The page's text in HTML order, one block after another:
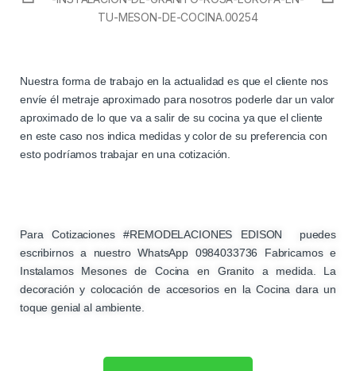
Nuestra forma de trabajo en la actualidad es que el cliente nos
envíe él metraje aproximado para nosotros poderle dar un valor
aproximado de lo que va a salir de su cocina ya que el cliente
en este caso nos indica medidas y color de su preferencia con
esto podríamos trabajar en una cotización.
Para Cotizaciones #REMODELACIONES EDISON puedes
escribirnos a nuestro WhatsApp 0984033736 Fabricamos e
Instalamos Mesones de Cocina en Granito a medida. La
decoración y colocación de accesorios en la Cocina dara un
toque genial al ambiente.